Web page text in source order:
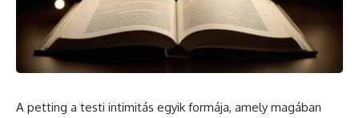
A petting a testi intimitás egyik formája, amely magában